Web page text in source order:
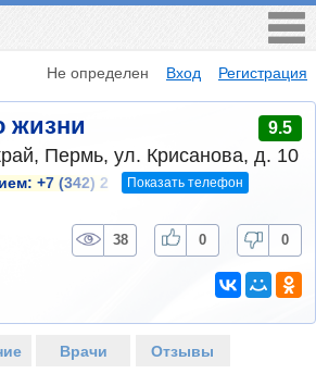
Не определен Вход Регистрация
жизни 9.5
Пермь, ул. Крисанова, д. 10
+7 (342) 2 Показать телефон
38 0 0
Врачи Отзывы